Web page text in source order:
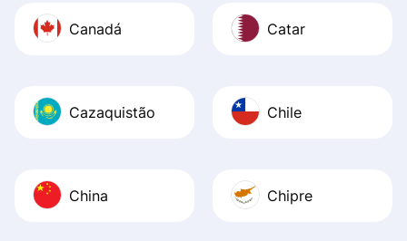
Canadá Catar
Cazaquistão Chile
China Chipre